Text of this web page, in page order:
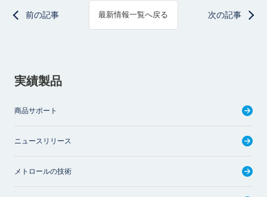
前の記事 最新情報一覧へ戻る 次の記事
実績製品
商品サポート
ニュースリリース
メトロールの技術